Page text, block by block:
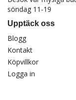
söndag 11-19
Upptäck oss
Blogg
Kontakt
Köpvillkor
Logga in